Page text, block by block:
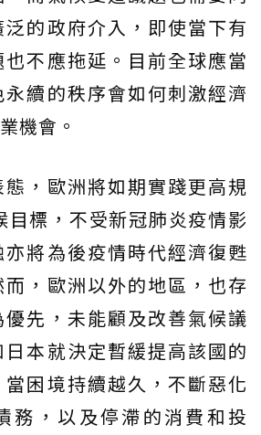
的政府介入，即使當下有
不應拖延。目前全球應當
續的秩序會如何刺激經濟
機會。
，歐洲將如期實踐更高規
目標，不受新冠肺炎疫情影
將為後疫情時代經濟復甦
，歐洲以外的地區，也存
先，未能顧及改善氣候議
本就決定暫緩提高該國的
困境持續越久，不斷惡化
務，以及停滯的消費和投